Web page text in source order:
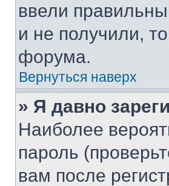
ввели
и не получили,
форума.
Вернуться наверх
» Я давно
Наиболее
пароль
вам после